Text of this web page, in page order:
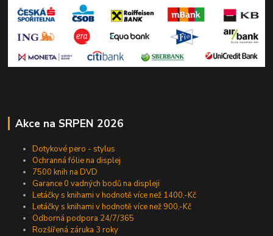
Akce na SRPEN 2026
Dotykové pero - stylus
Ochranná fólie na displej
7500 knih na DVD
Garance 0 vadných bodů na displeji
Letáčky s knihami v hodnotě více než 1400,-Kč
Letáčky s knihami v hodnotě více než 900,-Kč
Odborná podpora 24/7/365
Rozšířená záruka 3 roky